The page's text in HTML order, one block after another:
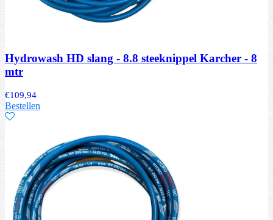
Hydrowash HD slang - 8.8 steeknippel Karcher - 8
mtr
€109,94
Bestellen